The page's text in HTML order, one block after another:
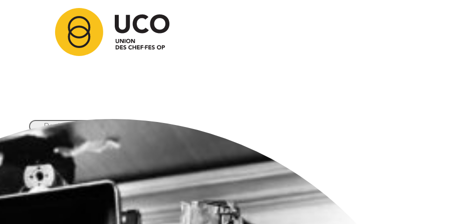
ArticlesMembresPartenaires
Comment adhérer ?
Nos activités